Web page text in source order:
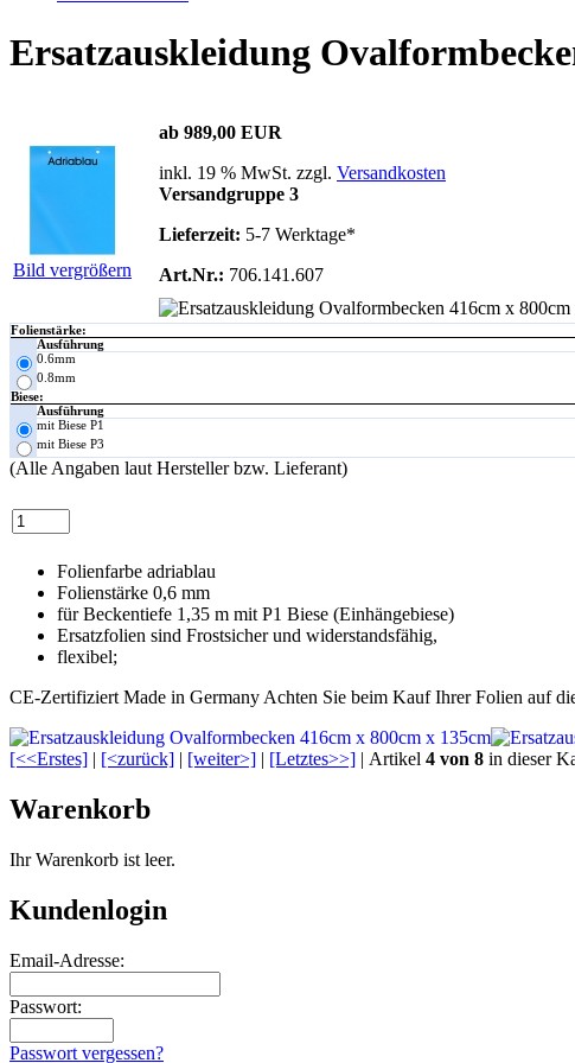
Ersatzauskleidung
Bild vergrößern
ab 989,00 EUR
inkl. 19 % MwSt. zzgl. Versandkosten
Versandgruppe 3
Lieferzeit: 5-7 Werktage*
Art.Nr.: 706.141.607
Folienstärke:
Ausführung
0.6mm
0.8mm
Biese:
Ausführung
mit Biese P1
mit Biese P3
(Alle Angaben laut Hersteller bzw. Lieferant)
Folienfarbe adriablau
Folienstärke 0,6 mm
für Beckentiefe 1,35 m mit P1 Biese (Einhängebiese)
Ersatzfolien sind Frostsicher und widerstandsfähig,
flexibel;
CE-Zertifiziert Made in Germany Achten Sie beim Kauf Ihrer Folien auf
[<<Erstes] | [<zurück] | [weiter>] | [Letztes>>] | Artikel 4 von 8 in dieser
Warenkorb
Ihr Warenkorb ist leer.
Kundenlogin
Email-Adresse:
Passwort:
Passwort vergessen?